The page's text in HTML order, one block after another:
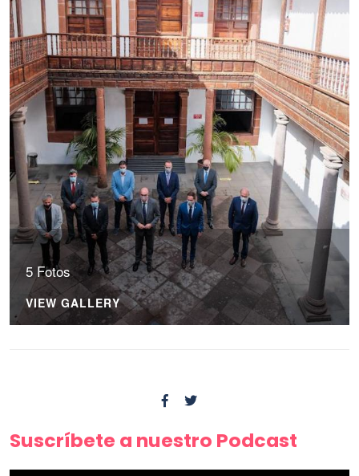
5 Fotos
VIEW GALLERY
Suscríbete a nuestro Podcast